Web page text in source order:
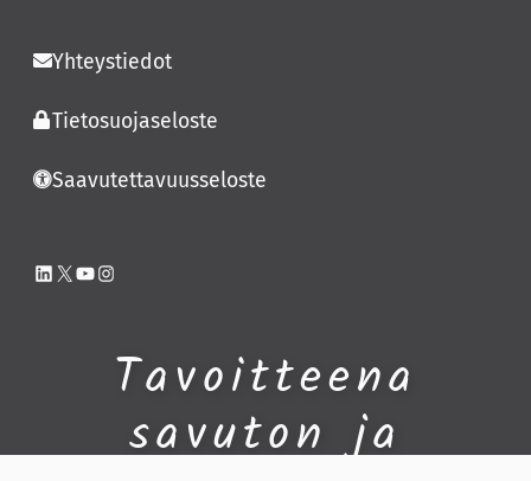
Yhteystiedot
Tietosuojaseloste
Saavutettavuusseloste
LinkedIn
X YouTube
Instagram
Tavoitteena
savuton ja